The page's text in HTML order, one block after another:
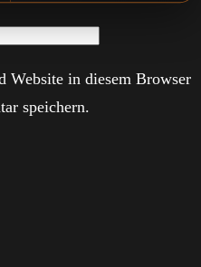
Website in diesem Browser
speichern.